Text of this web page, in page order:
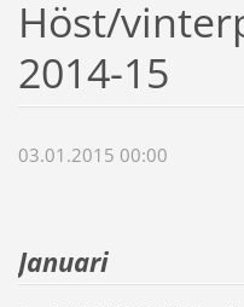
Höst/
2014-15
03.01.2015 00:00
Januari